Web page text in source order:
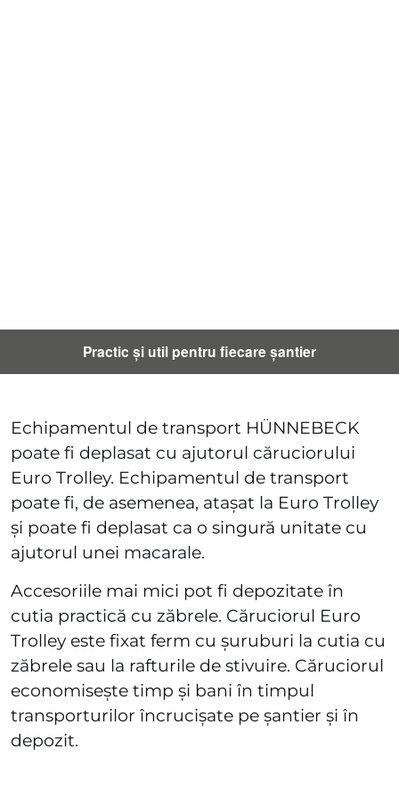
Practic și util pentru fiecare șantier
Echipamentul de transport HÜNNEBECK
poate fi deplasat cu ajutorul căruciorului
Euro Trolley. Echipamentul de transport
poate fi, de asemenea, atașat la Euro Trolley
și poate fi deplasat ca o singură unitate cu
ajutorul unei macarale.
Accesoriile mai mici pot fi depozitate în
cutia practică cu zăbrele. Căruciorul Euro
Trolley este fixat ferm cu șuruburi la cutia cu
zăbrele sau la rafturile de stivuire. Căruciorul
economisește timp și bani în timpul
transporturilor încrucișate pe șantier și în
depozit.